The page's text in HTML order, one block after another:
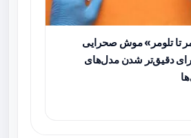
تا تلومر» موش صحرایی
دقیق‌تر شدن مدل‌های